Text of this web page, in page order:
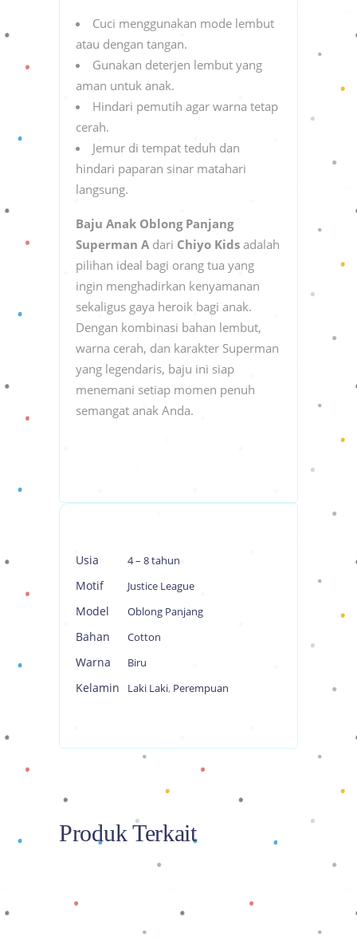
Cuci menggunakan mode lembut
atau dengan tangan.
Gunakan deterjen lembut yang
aman untuk anak.
Hindari pemutih agar warna tetap
cerah.
Jemur di tempat teduh dan
hindari paparan sinar matahari
langsung.
Baju Anak Oblong Panjang
Superman A dari Chiyo Kids adalah
pilihan ideal bagi orang tua yang
ingin menghadirkan kenyamanan
sekaligus gaya heroik bagi anak.
Dengan kombinasi bahan lembut,
warna cerah, dan karakter Superman
yang legendaris, baju ini siap
menemani setiap momen penuh
semangat anak Anda.
Usia 4 – 8 tahun
Motif Justice League
Model Oblong Panjang
Bahan Cotton
Warna Biru
Kelamin Laki Laki, Perempuan
Produk Terkait